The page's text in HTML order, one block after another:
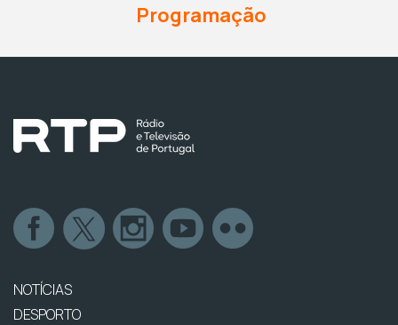
Programação
NOTÍCIAS
DESPORTO